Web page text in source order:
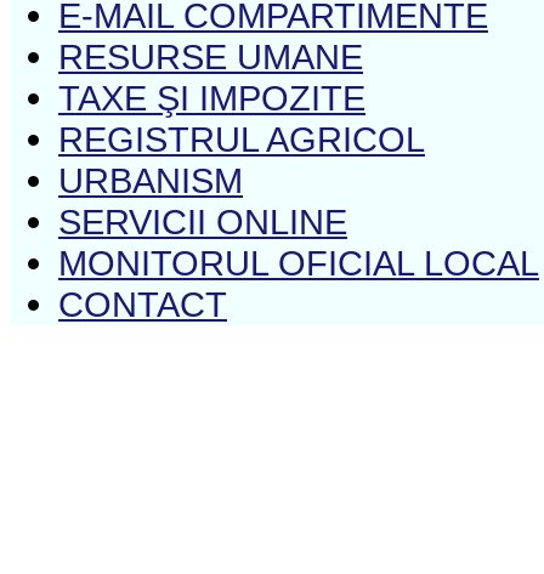
E-MAIL COMPARTIMENTE
RESURSE UMANE
TAXE ŞI IMPOZITE
REGISTRUL AGRICOL
URBANISM
SERVICII ONLINE
MONITORUL OFICIAL LOCAL
CONTACT